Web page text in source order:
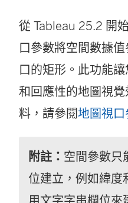
從 Tableau 25.2 開
口參數將空間數據
口的矩形。此功能
和回應性的地圖視
料，請參閱地圖視口
附註： 空間參數只
位建立，例如緯度